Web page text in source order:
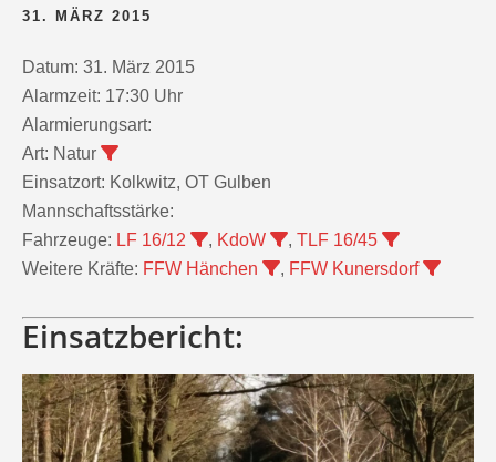
31. MÄRZ 2015
Datum: 31. März 2015
Alarmzeit: 17:30 Uhr
Alarmierungsart:
Art: Natur
Einsatzort: Kolkwitz, OT Gulben
Mannschaftsstärke:
Fahrzeuge: LF 16/12 , KdoW , TLF 16/45
Weitere Kräfte: FFW Hänchen , FFW Kunersdorf
Einsatzbericht: